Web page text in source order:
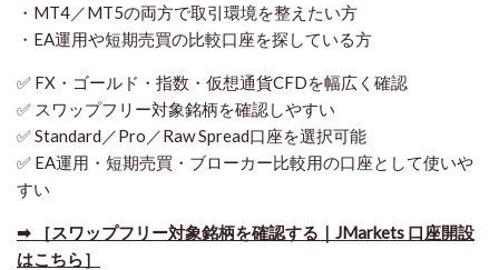
・MT4／MT5の両方で取引環境を整えたい方
・EA運用や短期売買の比較口座を探している方
✅ FX・ゴールド・指数・仮想通貨CFDを幅広く確認
✅ スワップフリー対象銘柄を確認しやすい
✅ Standard／Pro／Raw Spread口座を選択可能
✅ EA運用・短期売買・ブローカー比較用の口座として使いや
すい
➡ ［スワップフリー対象銘柄を確認する｜JMarkets 口座開設
はこちら］